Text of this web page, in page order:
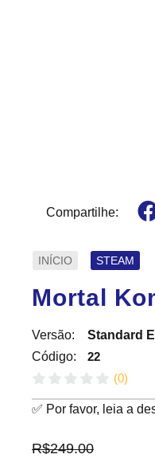
Compartilhe:
INÍCIO STEAM
Mortal
Versão:
Código:
Standard
22
(0)
✅ Por favor, leia a
R$249.00